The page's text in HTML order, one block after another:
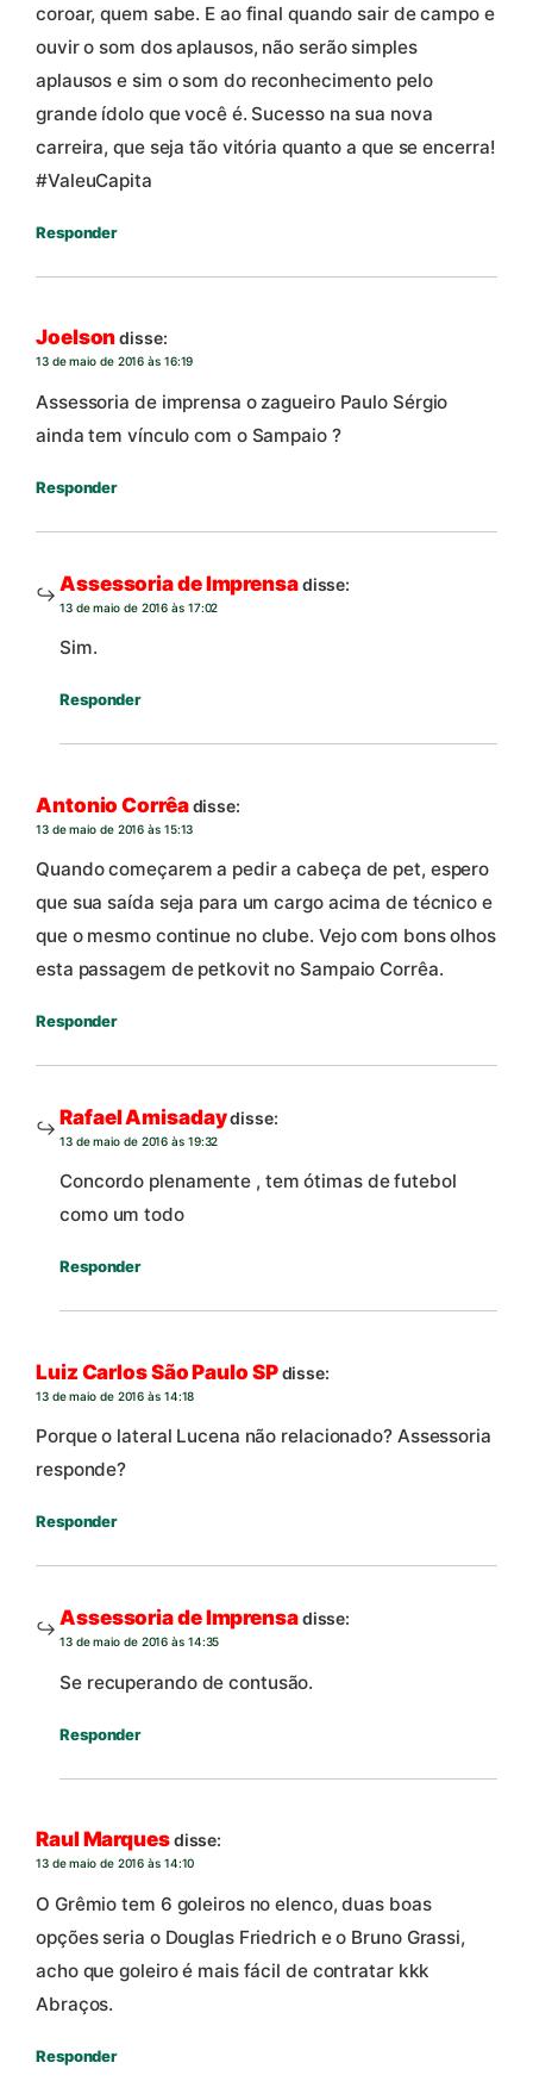
coroar, quem sabe. E ao final quando sair de campo e
ouvir o som dos aplausos, não serão simples
aplausos e sim o som do reconhecimento pelo
grande ídolo que você é. Sucesso na sua nova
carreira, que seja tão vitória quanto a que se encerra!
‪#‎ValeuCapita‬
Responder
Joelsondisse:
13 de maio de 2016 às 16:19
Assessoria de imprensa o zagueiro Paulo Sérgio
ainda tem vínculo com o Sampaio ?
Responder
Assessoria de Imprensadisse:
13 de maio de 2016 às 17:02
Sim.
Responder
Antonio Corrêadisse:
13 de maio de 2016 às 15:13
Quando começarem a pedir a cabeça de pet, espero
que sua saída seja para um cargo acima de técnico e
que o mesmo continue no clube. Vejo com bons olhos
esta passagem de petkovit no Sampaio Corrêa.
Responder
Rafael Amisadaydisse:
13 de maio de 2016 às 19:32
Concordo plenamente , tem ótimas de futebol
como um todo
Responder
Luiz Carlos São Paulo SPdisse:
13 de maio de 2016 às 14:18
Porque o lateral Lucena não relacionado? Assessoria
responde?
Responder
Assessoria de Imprensadisse:
13 de maio de 2016 às 14:35
Se recuperando de contusão.
Responder
Raul Marquesdisse:
13 de maio de 2016 às 14:10
O Grêmio tem 6 goleiros no elenco, duas boas
opções seria o Douglas Friedrich e o Bruno Grassi,
acho que goleiro é mais fácil de contratar kkk
Abraços.
Responder